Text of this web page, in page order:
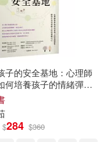
(97)
子的安全基地：心理師
何培養孩子的情緒彈
你在育兒的路上好好照
$284 $360